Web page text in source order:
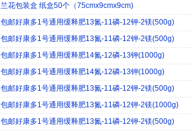
兰花包装盒 纸盒50个（75cmx9cmx9cm)
包邮好康多1号通用缓释肥13氮-11磷-12钾-2镁(500g)
包邮好康多1号通用缓释肥13氮-11磷-12钾-2镁(500g)
包邮好康多1号通用缓释肥14氮-12磷-13钾(1000g)
包邮好康多1号通用缓释肥14氮-12磷-13钾(1000g)
包邮好康多1号通用缓释肥13氮-11磷-12钾-2镁(500g)
包邮好康多1号通用缓释肥13氮-11磷-12钾-2镁(1000g)
包邮好康多1号通用缓释肥13氮-11磷-12钾-2镁(500g)